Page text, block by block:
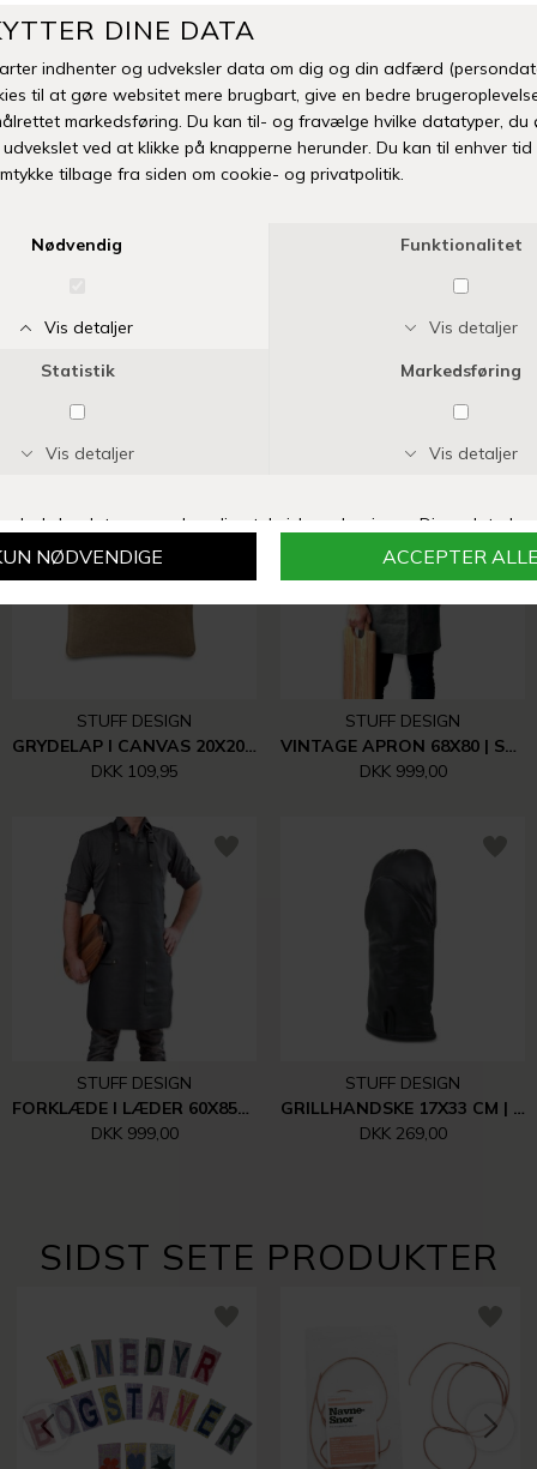
GRILLHANDSKE | MULVARP
DKK 154,95
GRYDELAP 23X25 CM | NATUR
STUFF DESIGN
GRYDELAP I CANVAS 20X20 CM - BEIGE/DARK BROWN
DKK 109,95
STUFF DESIGN
VINTAGE APRON 68X80 | SORT
DKK 999,00
STUFF DESIGN
FORKLÆDE I LÆDER 60X85CM | SORT
DKK 999,00
STUFF DESIGN
GRILLHANDSKE 17X33 CM | SORT
DKK 269,00
SIDST SETE PRODUKTER